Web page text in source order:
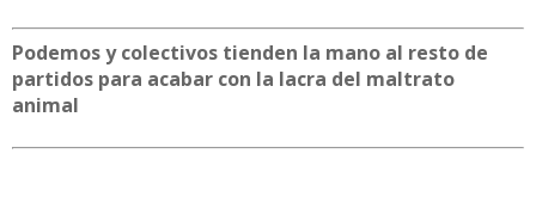
Podemos y colectivos tienden la mano al resto de
partidos para acabar con la lacra del maltrato
animal